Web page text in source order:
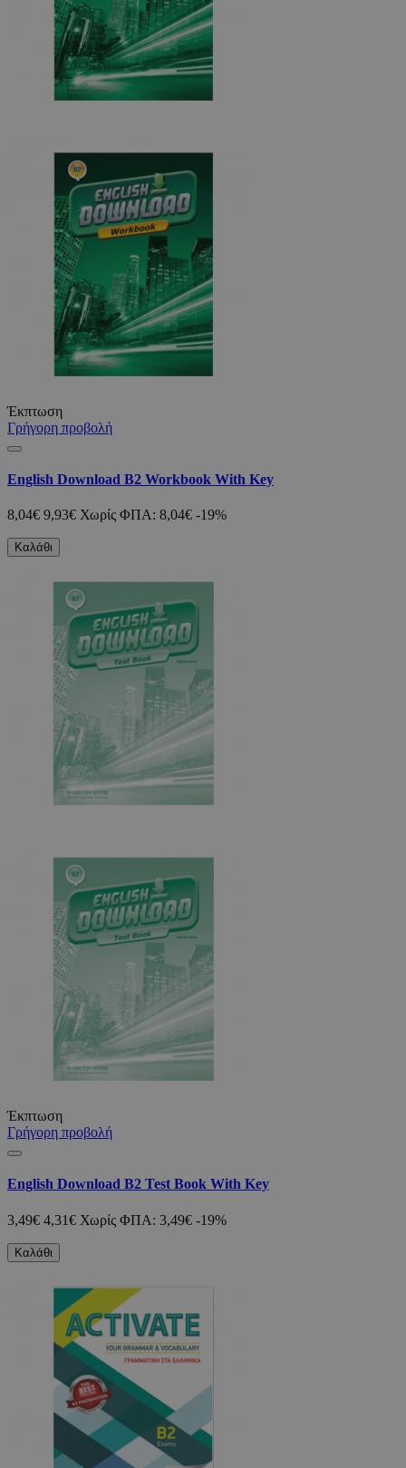
Έκπτωση
Γρήγορη προβολή
English Download B2 Workbook With Key
8,04€ 9,93€ Χωρίς ΦΠΑ: 8,04€ -19%
Καλάθι
Έκπτωση
Γρήγορη προβολή
English Download B2 Test Book With Key
3,49€ 4,31€ Χωρίς ΦΠΑ: 3,49€ -19%
Καλάθι